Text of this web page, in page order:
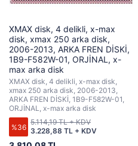
XMAX disk, 4 delikli, x-max
disk, xmax 250 arka disk,
2006-2013, ARKA FREN DİSKİ,
1B9-F582W-01, ORJİNAL, x-
max arka disk
XMAX disk, 4 delikli, x-max disk,
xmax 250 arka disk, 2006-2013,
ARKA FREN DİSKİ, 1B9-F582W-01,
ORJİNAL, x-max arka disk
%36 3.228,88 TL + KDV
5.114,19 TL + KDV